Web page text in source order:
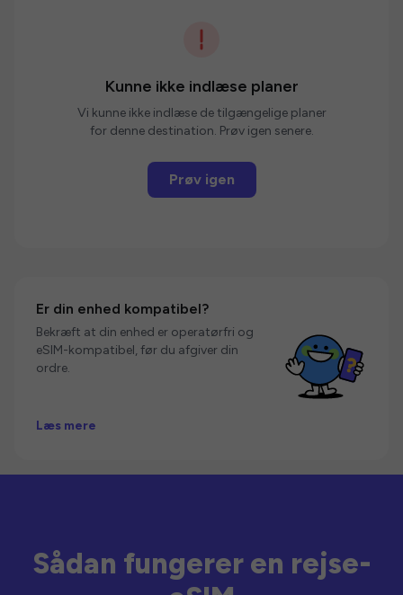
Kunne ikke indlæse planer
Vi kunne ikke indlæse de tilgængelige planer
for denne destination. Prøv igen senere.
Prøv igen
Er din enhed kompatibel?
Bekræft at din enhed er operatørfri og
eSIM-kompatibel, før du afgiver din
ordre.
Læs mere
Sådan fungerer en rejse-